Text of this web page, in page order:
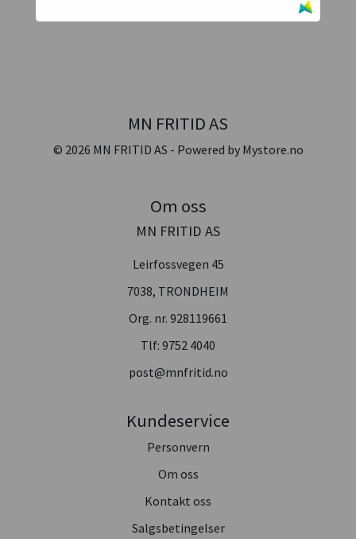
MN FRITID AS
© 2026 MN FRITID AS - Powered by Mystore.no
Om oss
MN FRITID AS
Leirfossvegen 45
7038, TRONDHEIM
Org. nr. 928119661
Tlf: 9752 4040
post@mnfritid.no
Kundeservice
Personvern
Om oss
Kontakt oss
Salgsbetingelser